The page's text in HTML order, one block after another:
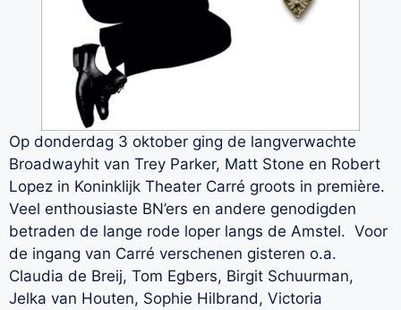
Op donderdag 3 oktober ging de langverwachte
Broadwayhit van Trey Parker, Matt Stone en Robert
Lopez in Koninklijk Theater Carré groots in première.
Veel enthousiaste BN’ers en andere genodigden
betraden de lange rode loper langs de Amstel. Voor
de ingang van Carré verschenen gisteren o.a.
Claudia de Breij, Tom Egbers, Birgit Schuurman,
Jelka van Houten, Sophie Hilbrand, Victoria